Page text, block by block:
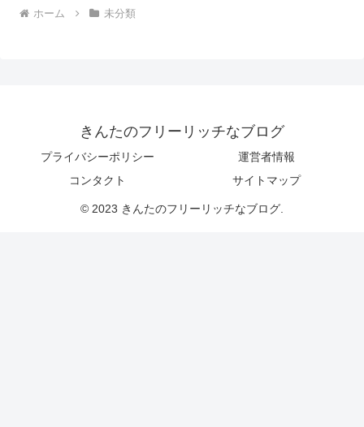
ホーム 未分類
きんたのフリーリッチなブログ
プライバシーポリシー
運営者情報
コンタクト
サイトマップ
© 2023 きんたのフリーリッチなブログ.